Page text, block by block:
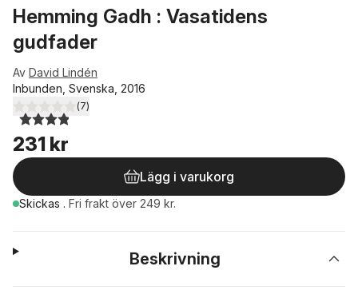
Hemming Gadh : Vasatidens
gudfader
Av David Lindén
Inbunden, Svenska, 2016
3,9utav 5 stjärnor. Totalt antal röster:
(7)
231 kr
Lägg i varukorg
Skickas . Fri frakt över 249 kr.
Beskrivning